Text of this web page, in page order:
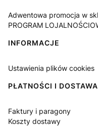
Adwentowa promocja w
PROGRAM
INFORMACJE
Ustawienia plików cookies
PŁATNOŚCI I DOSTAWA
Faktury i paragony
Koszty dostawy